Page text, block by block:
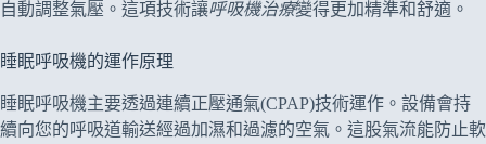
自動調整氣壓。這項技術讓呼吸機治療變得更加精準和舒適。
睡眠呼吸機的運作原理
睡眠呼吸機主要透過連續正壓通氣(CPAP)技術運作。設備會持
續向您的呼吸道輸送經過加濕和過濾的空氣。這股氣流能防止軟